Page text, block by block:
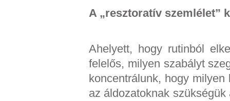
A „resztoratív szemlélet”
Ahelyett, hogy rutinból
felelős, milyen szabályt
koncentrálunk, hogy
az áldozatoknak